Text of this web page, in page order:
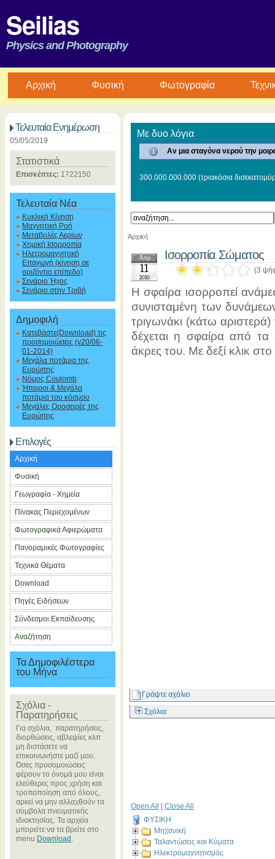
Seilias
Physics and Photography
Aρχική Φυσική Φωτογραφία
Τελευταία Ενημέρωση
05/05/2019
Στατιστικά
Επισκέπτες: 1722150
Τελευταία Νέα
Κυκλική Κίνηση
Μαγνητική Ροή
Μεταβολές Αερίων
Χημική Ισορροπία
Ηλετρομαγνητική
Επαγωγή (κίνηση σε
οριζόντιο επίπεδο)
Σενάριο Ήχος
Σενάριο στην Τριβή
Δημοφιλή
Κατεβάστε(Download) τις
προσομοιώσεις (v20/06-
01-2014)
Μεγάλα ποτάμια της
Ευρώπης
Νόμος Coulomb
Ήπειροι & Μεγάλα
ποτάμια του κόσμου
Μεγάλες Οροσειρές της
Ευρώπης
Επιλογές
Αρχική
Φυσική
Γεωγραφία - Χημεία
Πίνακας Περιεχομένων
Φωτογραφικά Αφιερώματα
Πανοραμικές Φωτογραφίες
Τεχνικά Θέματα
Download
Πηγές Ειδήσεων
Σύνδεσμοι Εκπαίδευσης
Αναζήτηση
Τα Δημοφιλέστερα
του Μήνα
Σχόλια -
Παρατηρήσεις
Για σχόλια, παρατηρήσεις,
διορθώσεις, αβλεψίες κλπ
μη διστάσετε να
επικοινωνήστε μαζί μου.
Όσες προσομοιώσεις
φέρουν το όνομά μου είναι
ελεύθερες προς χρήση και
τροποποίηση από όλους,
αρκεί να μην αλλαχθούν τα
σύμβολα πνευματικής
ιδιοκτησίας. Τα αρχεία
μπορείτε να τα βρείτε στο
menu Download .
Με δυο λόγια
Αν μια σταγόνα νερού την
300.000.000.000 (τριακόσια
Αρχική
Απρ
11
2010
Ισορροπία Σώματος
(3
Η σφαίρα ισορροπεί
συνισταμένη των
τριγωνάκι (κάτω
δέχεται η σφαίρα από τα
άκρες του. Με δεξί κλικ στο
Γράψτε σχόλιο
Σχόλια
Open All
Close All
ΦΥΣΙΚΗ
Μηχανική
Ταλαντώσεις και Κύματα
Ηλεκτρομαγνητισμός